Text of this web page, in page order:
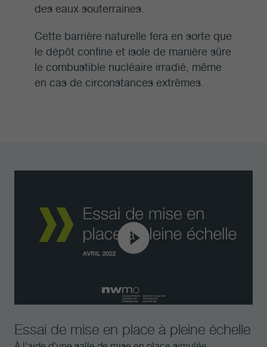
des eaux souterraines.
Cette barrière naturelle fera en sorte que
le dépôt confine et isole de manière sûre
le combustible nucléaire irradié, même
en cas de circonstances extrêmes.
Essai de mise en place à pleine échelle